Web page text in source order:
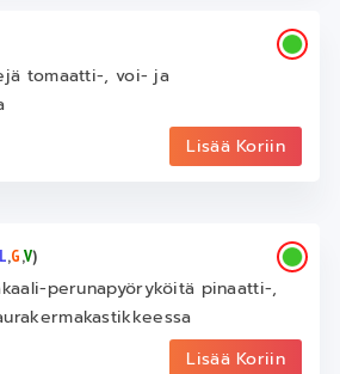
tomaatti-, voi- ja
Lisää Koriin
L,G,V)
perunapyöryköitä pinaatti-,
Lisää Koriin